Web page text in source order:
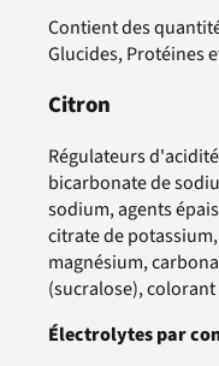
Contient des
Glucides, Protéines
Citron
Régulateurs
bicarbonate de
sodium, agents
citrate de
magnésium,
(sucralose),
Électrolytes par